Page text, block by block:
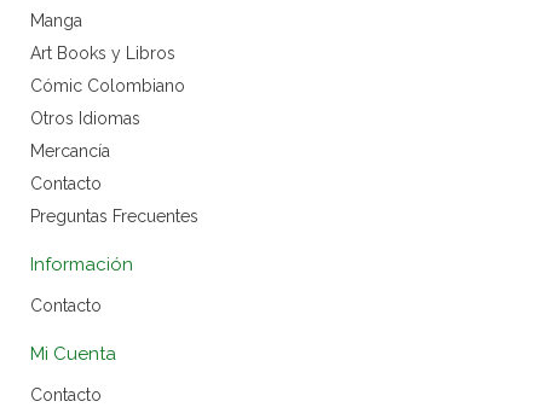
Manga
Art Books y Libros
Cómic Colombiano
Otros Idiomas
Mercancía
Contacto
Preguntas Frecuentes
Información
Contacto
Mi Cuenta
Contacto